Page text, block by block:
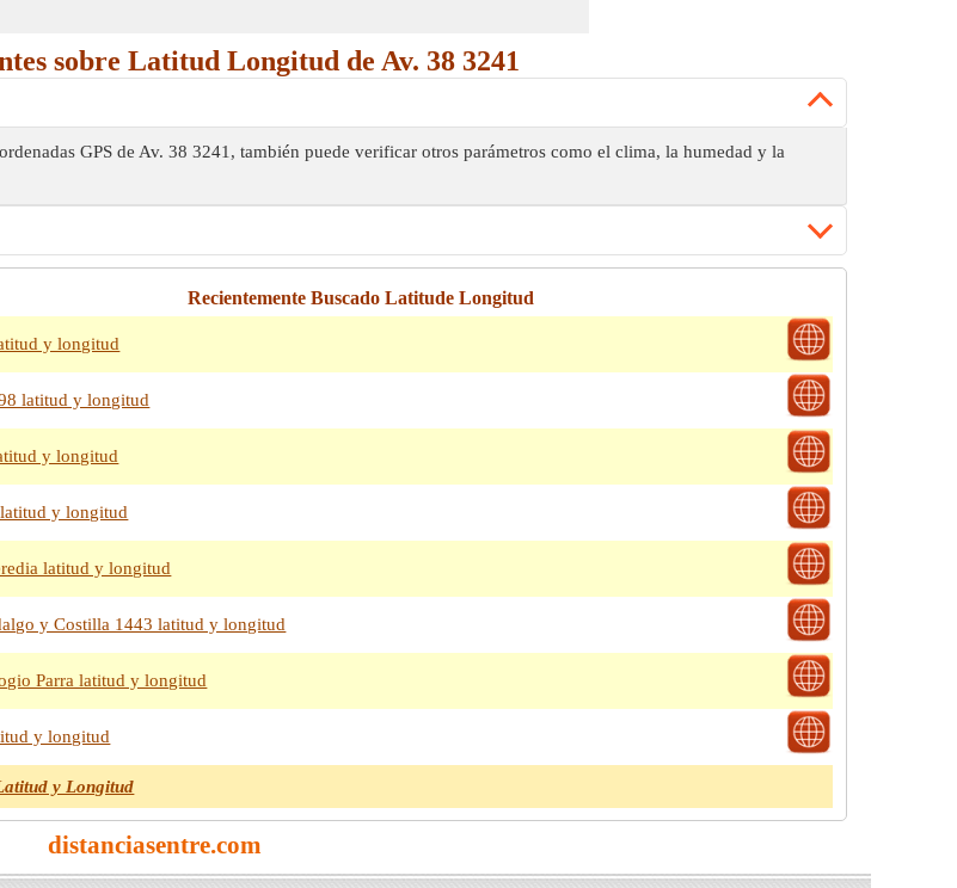
sobre Latitud Longitud de Av. 38 3241
GPS de Av. 38 3241, también puede verificar otros parámetros como el clima, la humedad y la
Recientemente Buscado Latitude Longitud
y longitud
latitud y longitud
y longitud
y longitud
latitud y longitud
y Costilla 1443 latitud y longitud
Parra latitud y longitud
y longitud
y Longitud
distanciasentre.com